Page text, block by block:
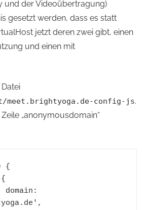
und der Videoübertragung)
gesetzt werden, dass es statt
jetzt deren zwei gibt, einen
und einen mit
config-js.
Zeile „anonymousdomain“
{
{